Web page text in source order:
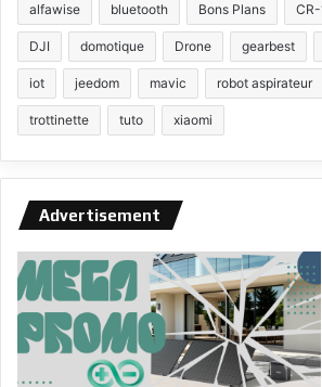
alfawise bluetooth Bons Plans
DJI domotique Drone gearbest
iot jeedom mavic robot aspirateur
trottinette tuto xiaomi
Advertisement